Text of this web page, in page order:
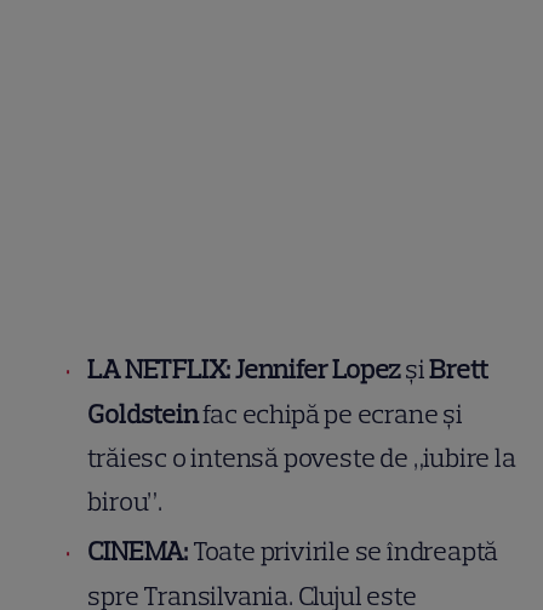
LA NETFLIX:Jennifer LopezșiBrett
Goldsteinfac echipă pe ecrane și
trăiesc o intensă poveste de „iubire la
birou”.
CINEMA:Toate privirile se îndreaptă
spre Transilvania. Clujul este